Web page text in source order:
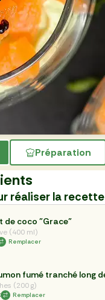
Préparation
réaliser la recette
de coco "Grace"
(400 ml)
Remplacer
fumé tranché long
(200 g)
Remplacer